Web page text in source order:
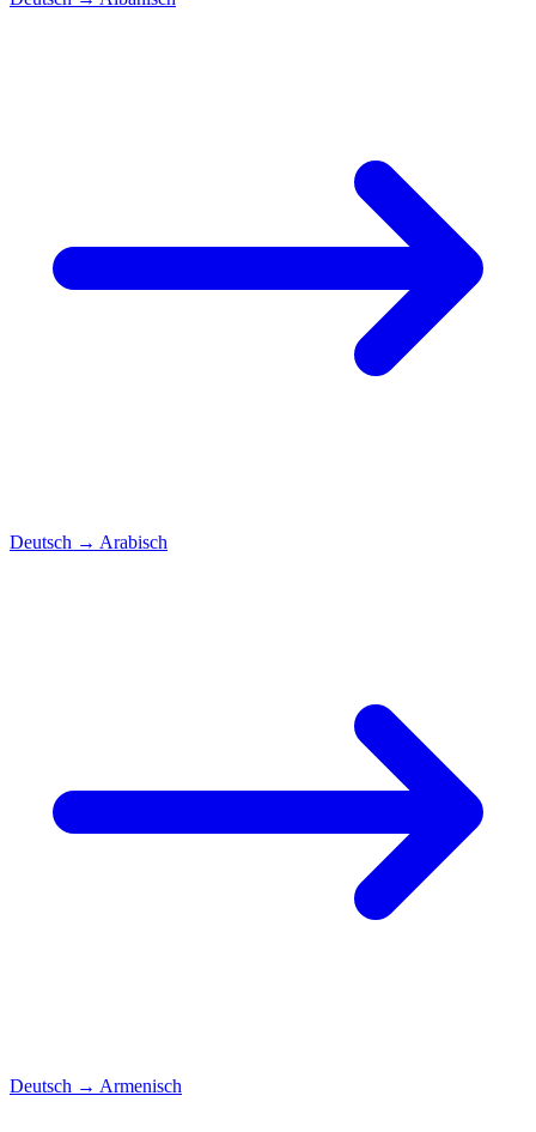
Deutsch → Arabisch
Deutsch → Armenisch